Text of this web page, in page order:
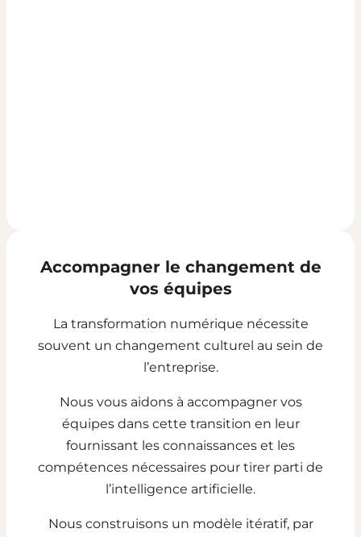
Accompagner le changement de
vos équipes
La transformation numérique nécessite
souvent un changement culturel au sein de
l’entreprise.
Nous vous aidons à accompagner vos
équipes dans cette transition en leur
fournissant les connaissances et les
compétences nécessaires pour tirer parti de
l’intelligence artificielle.
Nous construisons un modèle itératif, par